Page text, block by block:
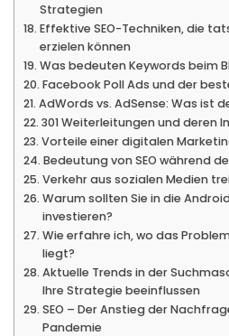
Strategien
Effektive SEO-Techniken, die
erzielen können
Was bedeuten Keywords beim
Facebook Poll Ads und der
AdWords vs. AdSense: Was ist
301 Weiterleitungen und deren
Vorteile einer digitalen
Bedeutung von SEO während
Verkehr aus sozialen Medien
Warum sollten Sie in die
investieren?
Wie erfahre ich, wo das
liegt?
Aktuelle Trends in der
Ihre Strategie beeinflussen
SEO – Der Anstieg der
Pandemie